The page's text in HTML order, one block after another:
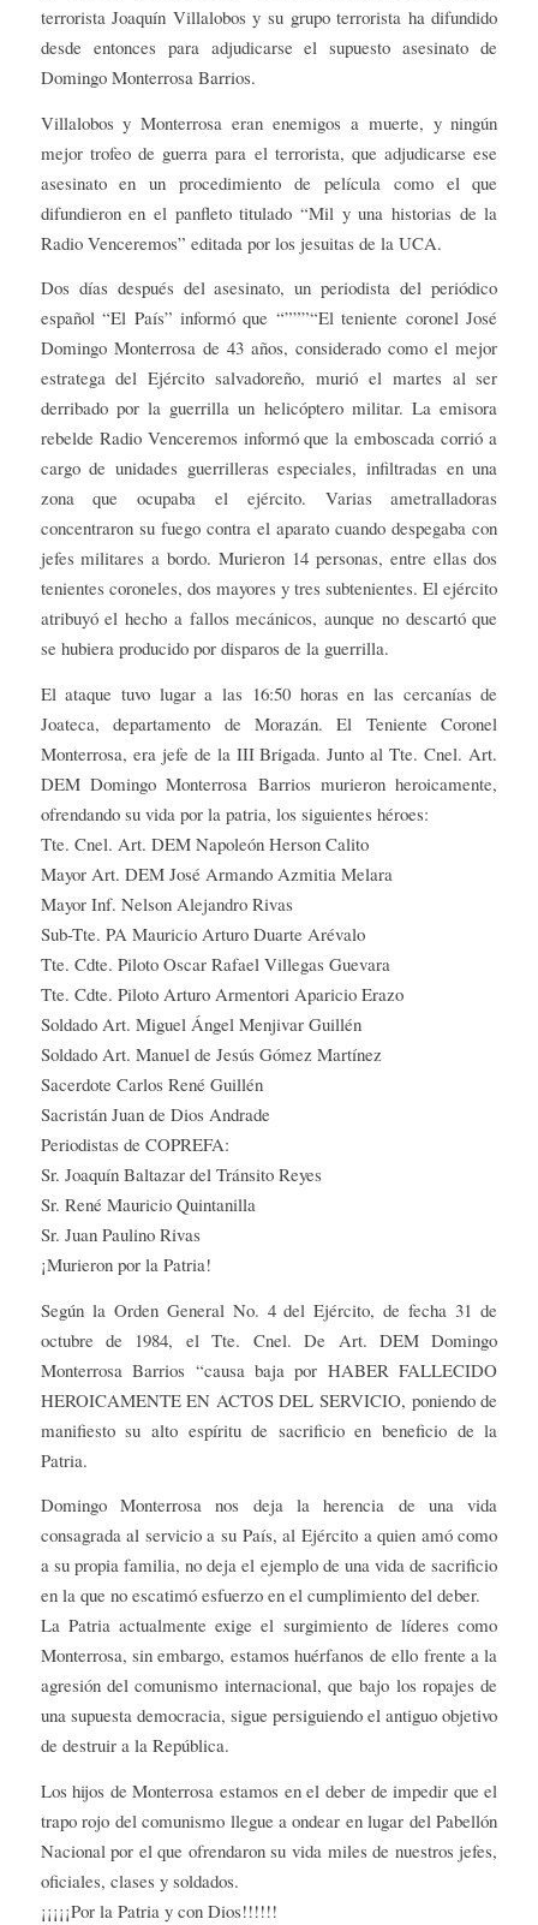
terrorista Joaquín Villalobos y su grupo terrorista ha difundido
desde entonces para adjudicarse el supuesto asesinato de
Domingo Monterrosa Barrios.
Villalobos y Monterrosa eran enemigos a muerte, y ningún
mejor trofeo de guerra para el terrorista, que adjudicarse ese
asesinato en un procedimiento de película como el que
difundieron en el panfleto titulado “Mil y una historias de la
Radio Venceremos” editada por los jesuitas de la UCA.
Dos días después del asesinato, un periodista del periódico
español “El País” informó que “”””“El teniente coronel José
Domingo Monterrosa de 43 años, considerado como el mejor
estratega del Ejército salvadoreño, murió el martes al ser
derribado por la guerrilla un helicóptero militar. La emisora
rebelde Radio Venceremos informó que la emboscada corrió a
cargo de unidades guerrilleras especiales, infiltradas en una
zona que ocupaba el ejército. Varias ametralladoras
concentraron su fuego contra el aparato cuando despegaba con
jefes militares a bordo. Murieron 14 personas, entre ellas dos
tenientes coroneles, dos mayores y tres subtenientes. El ejército
atribuyó el hecho a fallos mecánicos, aunque no descartó que
se hubiera producido por disparos de la guerrilla.
El ataque tuvo lugar a las 16:50 horas en las cercanías de
Joateca, departamento de Morazán. El Teniente Coronel
Monterrosa, era jefe de la III Brigada. Junto al Tte. Cnel. Art.
DEM Domingo Monterrosa Barrios murieron heroicamente,
ofrendando su vida por la patria, los siguientes héroes:
Tte. Cnel. Art. DEM Napoleón Herson Calito
Mayor Art. DEM José Armando Azmitia Melara
Mayor Inf. Nelson Alejandro Rivas
Sub-Tte. PA Mauricio Arturo Duarte Arévalo
Tte. Cdte. Piloto Oscar Rafael Villegas Guevara
Tte. Cdte. Piloto Arturo Armentori Aparicio Erazo
Soldado Art. Miguel Ángel Menjivar Guillén
Soldado Art. Manuel de Jesús Gómez Martínez
Sacerdote Carlos René Guillén
Sacristán Juan de Dios Andrade
Periodistas de COPREFA:
Sr. Joaquín Baltazar del Tránsito Reyes
Sr. René Mauricio Quintanilla
Sr. Juan Paulino Rivas
¡Murieron por la Patria!
Según la Orden General No. 4 del Ejército, de fecha 31 de
octubre de 1984, el Tte. Cnel. De Art. DEM Domingo
Monterrosa Barrios “causa baja por HABER FALLECIDO
HEROICAMENTE EN ACTOS DEL SERVICIO, poniendo de
manifiesto su alto espíritu de sacrificio en beneficio de la
Patria.
Domingo Monterrosa nos deja la herencia de una vida
consagrada al servicio a su País, al Ejército a quien amó como
a su propia familia, no deja el ejemplo de una vida de sacrificio
en la que no escatimó esfuerzo en el cumplimiento del deber.
La Patria actualmente exige el surgimiento de líderes como
Monterrosa, sin embargo, estamos huérfanos de ello frente a la
agresión del comunismo internacional, que bajo los ropajes de
una supuesta democracia, sigue persiguiendo el antiguo objetivo
de destruir a la República.
Los hijos de Monterrosa estamos en el deber de impedir que el
trapo rojo del comunismo llegue a ondear en lugar del Pabellón
Nacional por el que ofrendaron su vida miles de nuestros jefes,
oficiales, clases y soldados.
¡¡¡¡¡Por la Patria y con Dios!!!!!!